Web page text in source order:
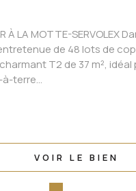
À LA MOTTE-SERVOLEX
de 48 lots de
T2 de 37 m², idéal
terre...
VOIR LE BIEN